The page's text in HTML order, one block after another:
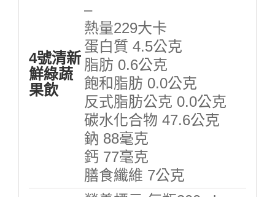
4號清新
鮮綠蔬
果飲
–
熱量229大卡
蛋白質 4.5公克
脂肪 0.6公克
飽和脂肪 0.0公克
反式脂肪公克 0.0公克
碳水化合物 47.6公克
鈉 88毫克
鈣 77毫克
膳食纖維 7公克